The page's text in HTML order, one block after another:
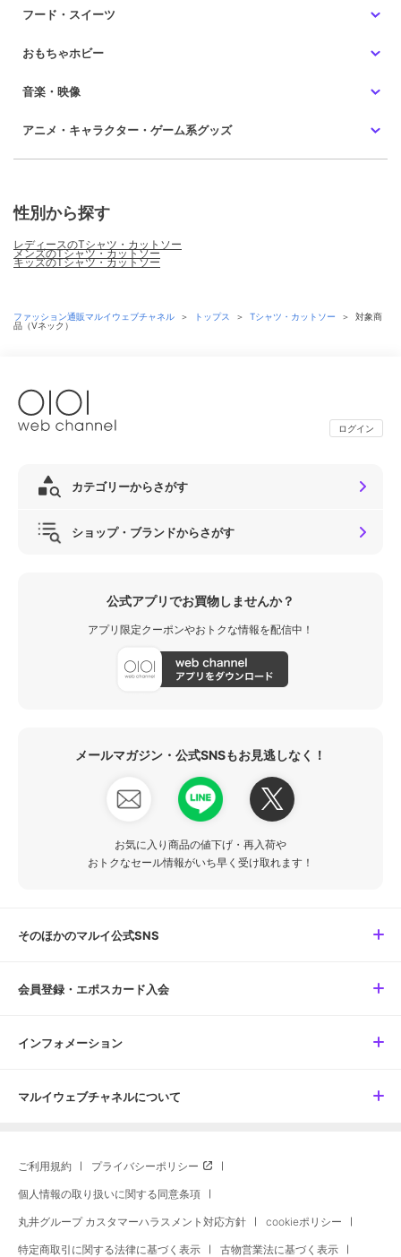
フード・スイーツ
おもちゃホビー
音楽・映像
アニメ・キャラクター・ゲーム系グッズ
性別から探す
レディースのTシャツ・カットソー
メンズのTシャツ・カットソー
キッズのTシャツ・カットソー
ファッション通販マルイウェブチャネル ＞ トップス ＞ Tシャツ・カットソー ＞
対象商
品（Vネック）
ログイン
カテゴリーからさがす
ショップ・ブランドからさがす
公式アプリでお買物しませんか？
アプリ限定クーポンやおトクな情報を配信中！
メールマガジン・公式SNSもお見逃しなく！
お気に入り商品の値下げ・再入荷や
おトクなセール情報がいち早く受け取れます！
そのほかのマルイ公式SNS
会員登録・エポスカード入会
インフォメーション
マルイウェブチャネルについて
ご利用規約 プライバシーポリシー
個人情報の取り扱いに関する同意条項
丸井グループ カスタマーハラスメント対応方針 cookieポリシー
特定商取引に関する法律に基づく表示 古物営業法に基づく表示